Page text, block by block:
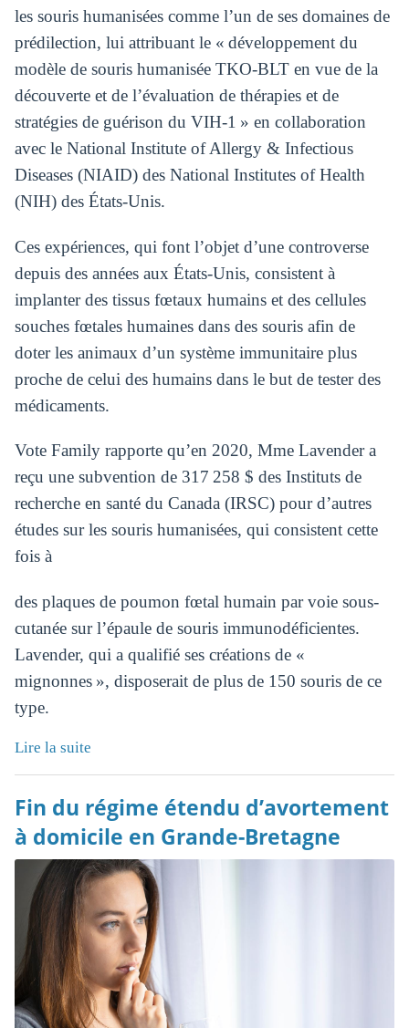
les souris humanisées comme l’un de ses domaines de
prédilection, lui attribuant le « développement du
modèle de souris humanisée TKO-BLT en vue de la
découverte et de l’évaluation de thérapies et de
stratégies de guérison du VIH-1 » en collaboration
avec le National Institute of Allergy & Infectious
Diseases (NIAID) des National Institutes of Health
(NIH) des États-Unis.
Ces expériences, qui font l’objet d’une controverse
depuis des années aux États-Unis, consistent à
implanter des tissus fœtaux humains et des cellules
souches fœtales humaines dans des souris afin de
doter les animaux d’un système immunitaire plus
proche de celui des humains dans le but de tester des
médicaments.
Vote Family rapporte qu’en 2020, Mme Lavender a
reçu une subvention de 317 258 $ des Instituts de
recherche en santé du Canada (IRSC) pour d’autres
études sur les souris humanisées, qui consistent cette
fois à
des plaques de poumon fœtal humain par voie sous-
cutanée sur l’épaule de souris immunodéficientes.
Lavender, qui a qualifié ses créations de «
mignonnes », disposerait de plus de 150 souris de ce
type.
Lire la suite
Fin du régime étendu d’avortement
à domicile en Grande-Bretagne